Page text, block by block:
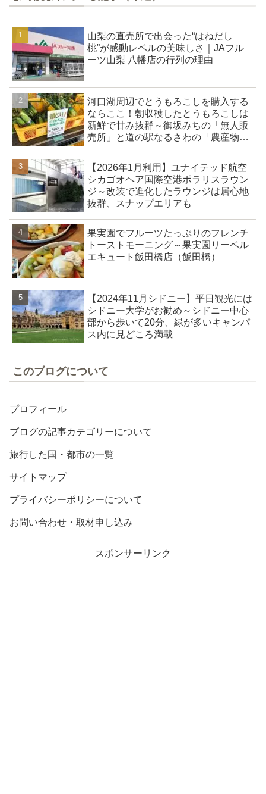
山梨の直売所で出会った“はねだし
桃”が感動レベルの美味しさ｜JAフル
ーツ山梨 八幡店の行列の理由
河口湖周辺でとうもろこしを購入する
ならここ！朝収穫したとうもろこしは
新鮮で甘み抜群～御坂みちの「無人販
売所」と道の駅なるさわの「農産物直
【2026年1月利用】ユナイテッド航空
シカゴオヘア国際空港ポラリスラウン
ジ～改装で進化したラウンジは居心地
抜群、スナップエリアも
果実園でフルーツたっぷりのフレンチ
トーストモーニング～果実園リーベル
エキュート飯田橋店（飯田橋）
【2024年11月シドニー】平日観光には
シドニー大学がお勧め～シドニー中心
部から歩いて20分、緑が多いキャンパ
ス内に見どころ満載
このブログについて
プロフィール
ブログの記事カテゴリーについて
旅行した国・都市の一覧
サイトマップ
プライバシーポリシーについて
お問い合わせ・取材申し込み
スポンサーリンク